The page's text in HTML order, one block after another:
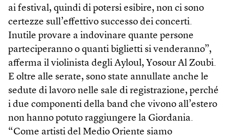
ai festival, quindi di potersi esibire, non ci sono
certezze sull’effettivo successo dei concerti.
Inutile provare a indovinare quante persone
parteciperanno o quanti biglietti si venderanno”,
afferma il violinista degli Ayloul, Yosour Al Zoubi.
E oltre alle serate, sono state annullate anche le
sedute di lavoro nelle sale di registrazione, perché
i due componenti della band che vivono all’estero
non hanno potuto raggiungere la Giordania.
“Come artisti del Medio Oriente siamo